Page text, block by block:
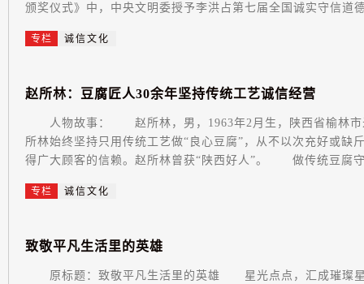
颁奖仪式》中，中央文明委授予李洪占第七届全国诚实守信道
专栏 诚信文化
赵所林： 豆腐 匠人30余年坚持传统工艺诚信经营
人物故事： 赵所林，男，1963年2月生，陕西省榆林市
所林始终坚持只用传统工艺做“良心豆腐”，从不以次充好或缺
得广大顾客的信赖。赵所林曾获“陕西好人”。 做传统豆
专栏 诚信文化
致敬平凡生活里的英雄
原标题：致敬平凡生活里的英雄 星光点点，汇成璀璨